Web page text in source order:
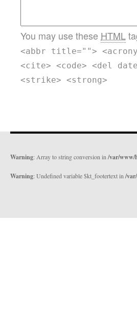
You may use these HTML
<abbr title="">
<cite> <code> <del
<strike> <strong>
Warning: Array to string conversion in /var/www/
Warning: Undefined variable $kt_footertext in /